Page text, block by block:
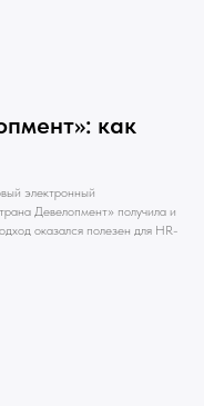
как
электронный
Девелопмент» получила и
оказался полезен для HR-